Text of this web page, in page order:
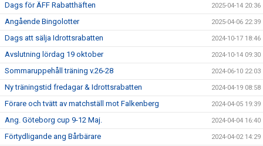
Dags för ÄFF Rabatthäften 2025-04-14 20:36
Angående Bingolotter 2025-04-06 22:39
Dags att sälja Idrottsrabatten 2024-10-17 18:46
Avslutning lördag 19 oktober 2024-10-14 09:30
Sommaruppehåll träning v.26-28 2024-06-10 22:03
Ny träningstid fredagar & Idrottsrabatten 2024-04-19 08:58
Förare och tvätt av matchställ mot Falkenberg 2024-04-05 19:39
Ang. Göteborg cup 9-12 Maj. 2024-04-04 16:40
Förtydligande ang Bårbärare 2024-04-02 14:29